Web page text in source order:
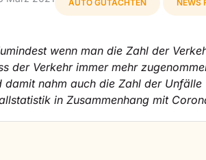
AUTO GUTACHTEN NEWS
wenn man die Zahl der
der Verkehr immer mehr
nahm auch die Zahl der
in Zusammenhang mit